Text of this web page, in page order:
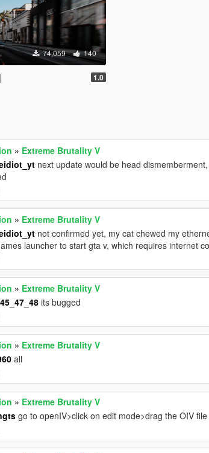
74,059 140
1.0
» Extreme Brutality V
next update would be head
» Extreme Brutality V
not confirmed yet, my cat chewed my
launcher to start gta v, which requires internet
» Extreme Brutality V
its bugged
» Extreme Brutality V
all
» Extreme Brutality V
go to openIV>click on edit mode>drag the OIV